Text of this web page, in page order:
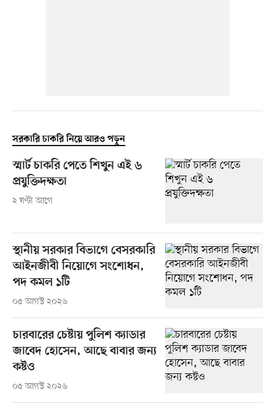
সরকারি চাকরি নিয়ে আরও পড়ুন
স্মার্ট চাকরি পেতে শিখুন এই ৬
প্রযুক্তিদক্ষতা
২ ঘণ্টা আগে
স্থানীয় সরকার বিভাগে বেসরকারি
আইনজীবী নিয়োগে সংশোধন,
পদ কমল ১টি
০৫ আগস্ট ২০২৬
চারবারের চেষ্টায় পুলিশ ক্যাডার
জাবেদ হোসেন, আছে বাবার জন্য
কষ্টও
০৫ আগস্ট ২০২৬